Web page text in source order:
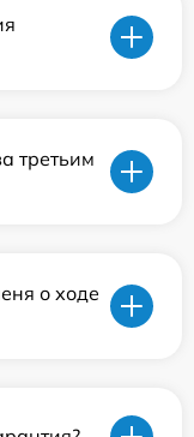
третьим
о ходе